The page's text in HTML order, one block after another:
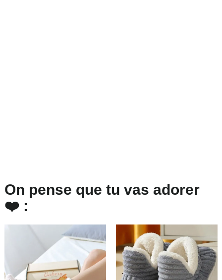
On pense que tu vas adorer
❤️ :